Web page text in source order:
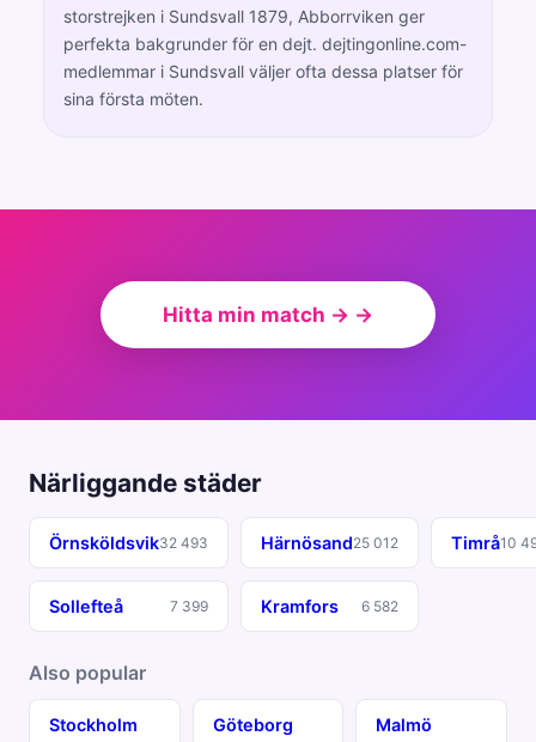
storstrejken i Sundsvall 1879, Abborrviken ger
perfekta bakgrunder för en dejt. dejtingonline.com-
medlemmar i Sundsvall väljer ofta dessa platser för
sina första möten.
Hitta min match → →
Närliggande städer
Örnsköldsvik32 493 Härnösand25 012 Timrå10
Sollefteå 7 399 Kramfors 6 582
Also popular
Stockholm Göteborg Malmö